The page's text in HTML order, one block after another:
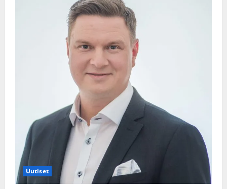
Uutiset